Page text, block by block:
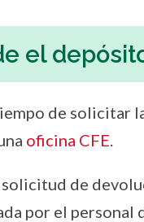
el
de solicitar
oficina CFE.
de
por el personal